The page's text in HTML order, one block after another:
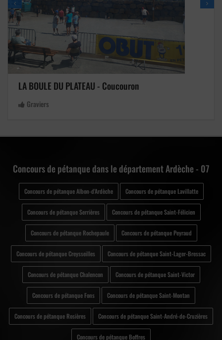
LA BOULE DU PLATEAU - Coucouron
Graviers
Concours de pétanque dans le département Ardèche - 07
Concours de pétanque Albon-d'Ardèche Concours de pétanque Lavillatte
Concours de pétanque Serrières Concours de pétanque Saint-Félicien
Concours de pétanque Rochepaule Concours de pétanque Peyraud
Concours de pétanque Creysseilles Concours de pétanque Saint-Lager-Bressac
Concours de pétanque Chalencon Concours de pétanque Saint-Victor
Concours de pétanque Fons Concours de pétanque Saint-Montan
Concours de pétanque Rosières Concours de pétanque Saint-André-de-Cruzières
Concours de pétanque Boffres